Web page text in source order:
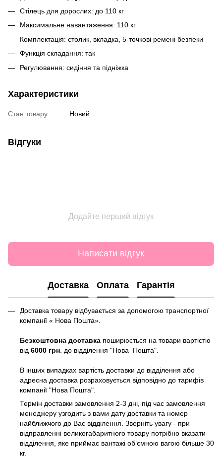
Стілець для дорослих: до 110 кг
Максимальне навантаження: 110 кг
Комплектація: столик, вкладка, 5-точкові ремені безпеки
Функція складання: так
Регулювання: сидіння та підніжка
Характеристики
Стан товару Новий
Відгуки
Додайте перший відгук
Написати відгук
Доставка Оплата Гарантія
Доставка товару відбувається за допомогою транспортної
компанії « Нова Пошта».
Безкоштовна доставка поширюється на товари вартістю
від 6000 грн . до відділення "Нова Пошта".
В інших випадках вартість доставки до відділення або
адресна доставка розраховується відповідно до тарифів
компанії "Нова Пошта".
Термін доставки замовлення 2-3 дні, під час замовлення
менеджеру узгодить з вами дату доставки та номер
найближчого до Вас відділення. Зверніть увагу - при
відправленні великогабаритного товару потрібно вказати
відділення, яке приймає вантажі об’ємною вагою більше 30
кг.